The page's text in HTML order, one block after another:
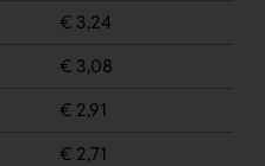
€ 3,24
€ 3,08
€ 2,91
€ 2,71